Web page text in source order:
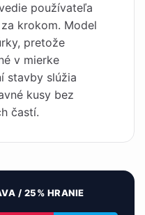
používateľa
krokom. Model
pretože
v mierke
stavby slúžia
kusy bez
častí.
/ 25% HRANIE